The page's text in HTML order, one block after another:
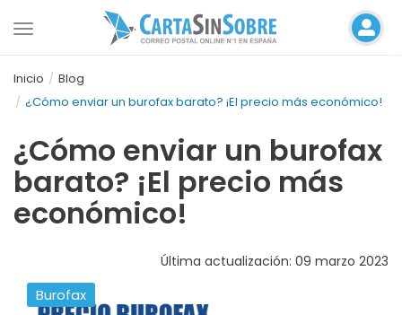
Toggle
Inicio
Blog
¿Cómo enviar un burofax barato? ¡El precio más económico!
¿Cómo enviar un burofax
barato? ¡El precio más
económico!
Última actualización: 09 marzo 2023
Burofax